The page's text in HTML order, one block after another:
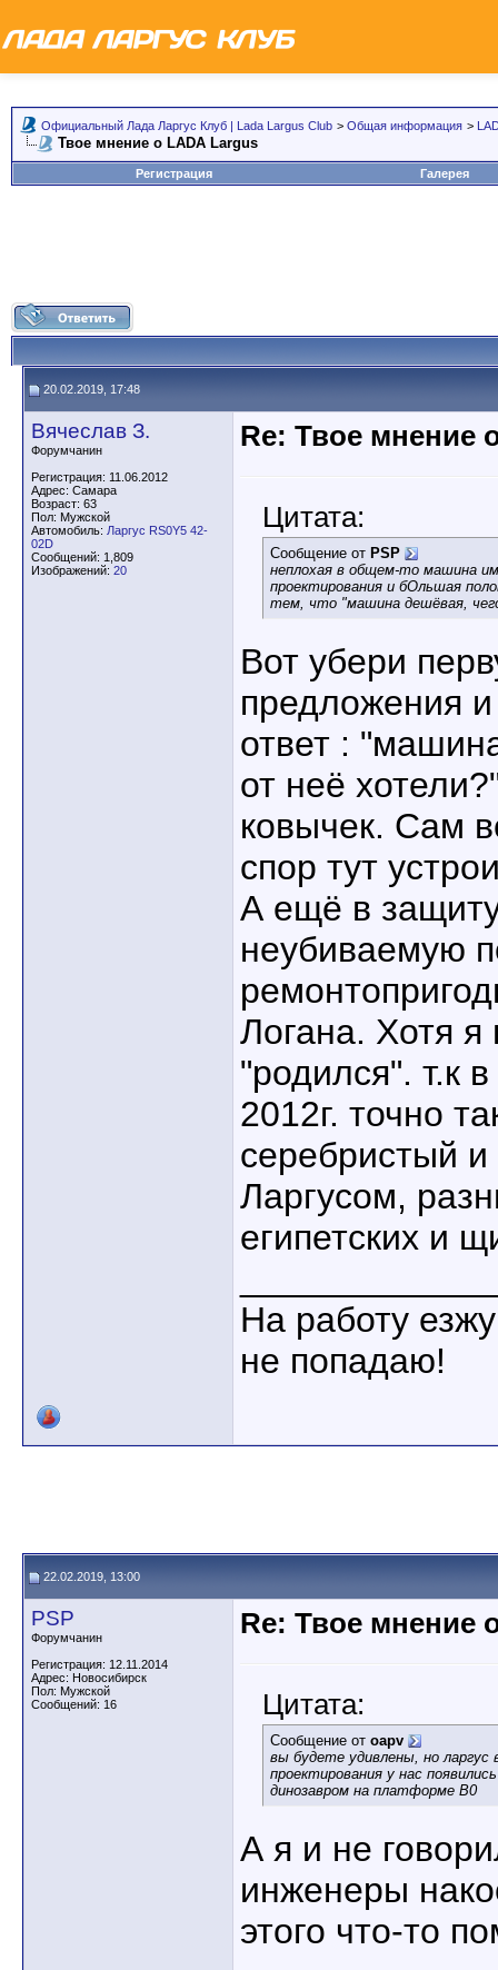
Официальный Лада Ларгус Клуб | Lada Largus Club > Общая информация >
Твое мнение о LADA Largus
Регистрация Галерея
20.02.2019, 17:48
Вячеслав З.
Форумчанин
Регистрация: 11.06.2012
Адрес: Самара
Возраст: 63
Пол: Мужской
Автомобиль: Ларгус RS0Y5 42-
02D
Сообщений: 1,809
Изображений: 20
Re: Твое мнение
Цитата:
Сообщение от PSP
неплохая в общем-то машина
проектирования и бОльшая
тем, что "машина дешёвая,
Вот убери
предложения и
ответ :
от неё
ковычек. Сам
спор тут
А ещё в
неубиваемую
Логана. Хотя я
"родился". т.к
2012г. точно
серебристый
Ларгусом,
египетских и
На работу
не попадаю!
22.02.2019, 13:00
PSP
Форумчанин
Регистрация: 12.11.2014
Адрес: Новосибирск
Пол: Мужской
Сообщений: 16
Re: Твое мнение
Цитата:
Сообщение от oapv
вы будете удивлены, но
проектирования у нас
динозавром на платформе В0
А я и не
инженеры
этого что-то